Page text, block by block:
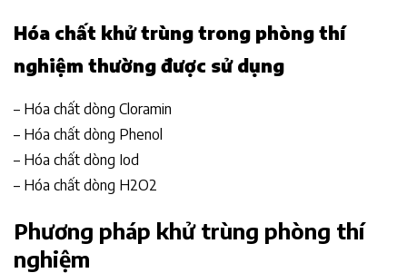
Hóa chất khử trùng trong phòng thí
nghiệm thường được sử dụng
– Hóa chất dòng Cloramin
– Hóa chất dòng Phenol
– Hóa chất dòng Iod
– Hóa chất dòng H2O2
Phương pháp khử trùng phòng thí
nghiệm